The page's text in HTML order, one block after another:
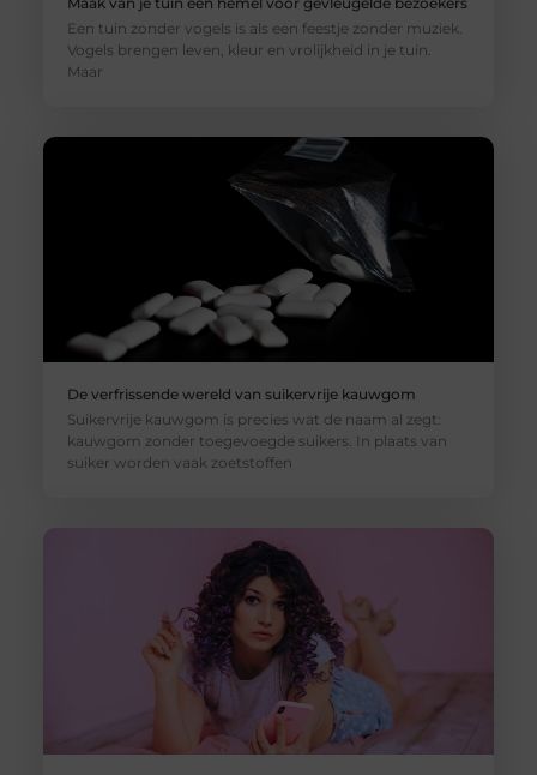
Een tuin zonder vogels is als een feestje zonder muziek.
Vogels brengen leven, kleur en vrolijkheid in je tuin.
Maar
De verfrissende wereld van suikervrije kauwgom
Suikervrije kauwgom is precies wat de naam al zegt:
kauwgom zonder toegevoegde suikers. In plaats van
suiker worden vaak zoetstoffen